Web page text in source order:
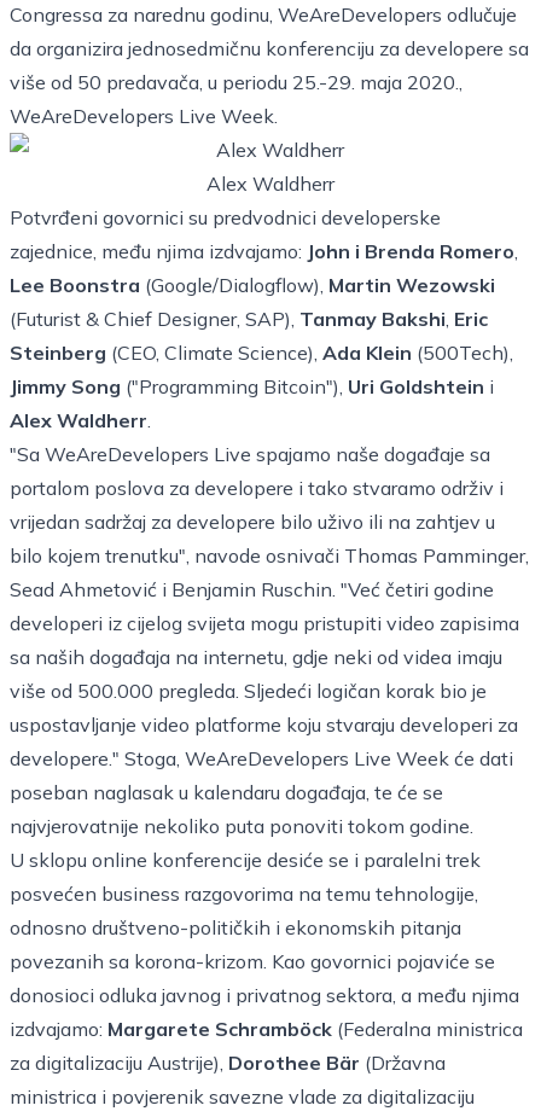
Congressa za narednu godinu, WeAreDevelopers odlučuje
da organizira jednosedmičnu konferenciju za developere sa
više od 50 predavača, u periodu 25.-29. maja 2020.,
WeAreDevelopers Live Week.
Alex Waldherr
Potvrđeni govornici su predvodnici developerske
zajednice, među njima izdvajamo: John i Brenda Romero,
Lee Boonstra (Google/Dialogflow), Martin Wezowski
(Futurist & Chief Designer, SAP), Tanmay Bakshi, Eric
Steinberg (CEO, Climate Science), Ada Klein (500Tech),
Jimmy Song ("Programming Bitcoin"), Uri Goldshtein i
Alex Waldherr.
"Sa WeAreDevelopers Live spajamo naše događaje sa
portalom poslova za developere i tako stvaramo održiv i
vrijedan sadržaj za developere bilo uživo ili na zahtjev u
bilo kojem trenutku", navode osnivači Thomas Pamminger,
Sead Ahmetović i Benjamin Ruschin. "Već četiri godine
developeri iz cijelog svijeta mogu pristupiti video zapisima
sa naših događaja na internetu, gdje neki od videa imaju
više od 500.000 pregleda. Sljedeći logičan korak bio je
uspostavljanje video platforme koju stvaraju developeri za
developere." Stoga, WeAreDevelopers Live Week će dati
poseban naglasak u kalendaru događaja, te će se
najvjerovatnije nekoliko puta ponoviti tokom godine.
U sklopu online konferencije desiće se i paralelni trek
posvećen business razgovorima na temu tehnologije,
odnosno društveno-političkih i ekonomskih pitanja
povezanih sa korona-krizom. Kao govornici pojaviće se
donosioci odluka javnog i privatnog sektora, a među njima
izdvajamo: Margarete Schramböck (Federalna ministrica
za digitalizaciju Austrije), Dorothee Bär (Državna
ministrica i povjerenik savezne vlade za digitalizaciju